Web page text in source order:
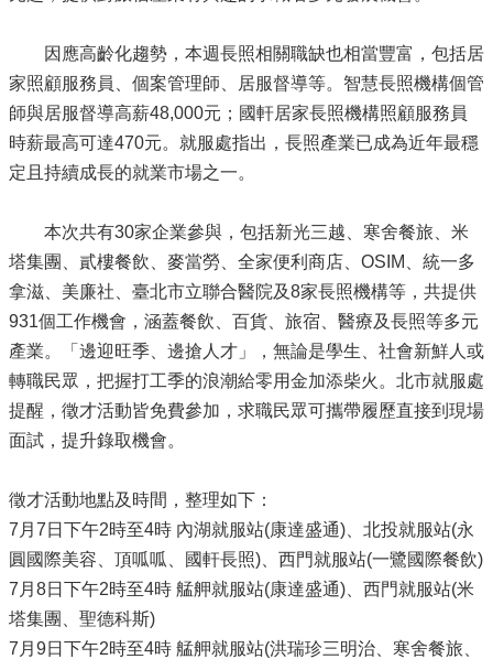
因應高齡化趨勢，本週長照相關職缺也相當豐富，包括居
家照顧服務員、個案管理師、居服督導等。智慧長照機構個管
師與居服督導高薪48,000元；國軒居家長照機構照顧服務員
時薪最高可達470元。就服處指出，長照產業已成為近年最穩
定且持續成長的就業市場之一。
本次共有30家企業參與，包括新光三越、寒舍餐旅、米
塔集團、貳樓餐飲、麥當勞、全家便利商店、OSIM、統一多
拿滋、美廉社、臺北市立聯合醫院及8家長照機構等，共提供
931個工作機會，涵蓋餐飲、百貨、旅宿、醫療及長照等多元
產業。「邊迎旺季、邊搶人才」，無論是學生、社會新鮮人或
轉職民眾，把握打工季的浪潮給零用金加添柴火。北市就服處
提醒，徵才活動皆免費參加，求職民眾可攜帶履歷直接到現場
面試，提升錄取機會。
徵才活動地點及時間，整理如下：
7月7日下午2時至4時 內湖就服站(康達盛通)、北投就服站(永
圓國際美容、頂呱呱、國軒長照)、西門就服站(一鷺國際餐飲)
7月8日下午2時至4時 艋舺就服站(康達盛通)、西門就服站(米
塔集團、聖德科斯)
7月9日下午2時至4時 艋舺就服站(洪瑞珍三明治、寒舍餐旅、